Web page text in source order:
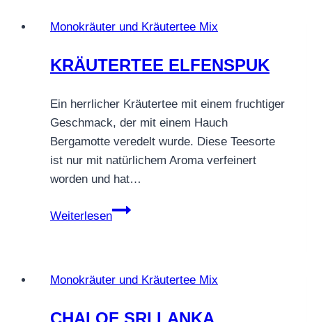
Monokräuter und Kräutertee Mix
KRÄUTERTEE ELFENSPUK
Ein herrlicher Kräutertee mit einem fruchtiger
Geschmack, der mit einem Hauch
Bergamotte veredelt wurde. Diese Teesorte
ist nur mit natürlichem Aroma verfeinert
worden und hat…
Weiterlesen
KRÄUTERTEE
Monokräuter und Kräutertee Mix
CHAI OF SRI LANKA